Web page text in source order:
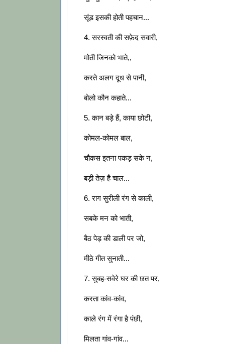
सूंड इसकी होती पहचान...
4. सरस्वती की सफ़ेद सवारी,
मोती जिनको भाते,,
करते अलग दूध से पानी,
बोलो कौन कहाते...
5. कान बड़े हैं, काया छोटी,
कोमल-कोमल बाल,
चौकस इतना पकड़ सके न,
बड़ी तेज़ है चाल...
6. राग सुरीली रंग से काली,
सबके मन को भाती,
बैठ पेड़ की डाली पर जो,
मीठे गीत सुनाती...
7. सुबह-सवेरे घर की छत पर,
करता कांव-कांव,
काले रंग में रंगा है पंछी,
मिलता गांव-गांव...